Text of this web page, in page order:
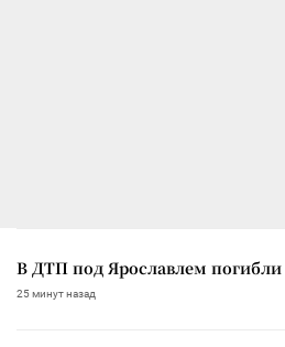
В ДТП под Ярославлем погибли
25 минут назад